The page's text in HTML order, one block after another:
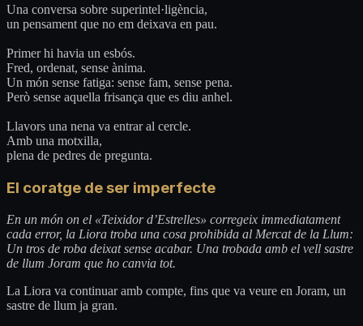
Una conversa sobre superintel·ligència,
un pensament que no em deixava en pau.
Primer hi havia un esbós.
Fred, ordenat, sense ànima.
Un món sense fatiga: sense fam, sense pena.
Però sense aquella frisança que es diu anhel.
Llavors una nena va entrar al cercle.
Amb una motxilla,
plena de pedres de pregunta.
El coratge de ser imperfecte
En un món on el «Teixidor d’Estrelles» corregeix immediatament
cada error, la Liora troba una cosa prohibida al Mercat de la Llum:
Un tros de roba deixat sense acabar. Una trobada amb el vell sastre
de llum Joram que ho canvia tot.
La Liora va continuar amb compte, fins que va veure en Joram, un
sastre de llum ja gran.